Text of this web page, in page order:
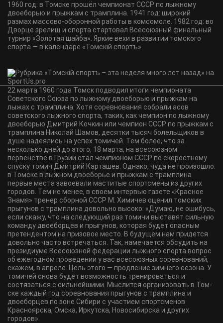
1960 год: в Томске прошёл чемпионат СССР по лыжному
двоеборью и прыжкам с трамплина. 1941 год: широкий
размах массово-оборонной работы в комсомоле. 1982 год: во
Дворце зрелищ и спорта стартовал Всесоюзный финальный
турнир «Золотая шайба». Яркие вехи в развитии томского
спорта — в календаре «Томскiй спортъ».
22 марта 1960 года Томск подводил итоги чемпионата
Советского Союза по лыжному двоеборью и прыжкам на
лыжах с трамплина. Хотя соревнования собрали асов
советского лыжного спорта, таких, как чемпион по лыжному
двоеборью Дмитрий Кочкин или чемпион СССР по прыжкам с
трамплина Николай Шамов, десятки тысяч болельщиков в
душе надеялись на успех томичей. Тем более, что за
несколько дней до этого, 18 марта, на всесоюзном
первенстве в Грузии стал чемпионом СССР по скоростному
спуску томич Дмитрий Карташев. Однако, чуда не произошло:
в Томске в лыжном двоеборье и прыжкам с трамплина
первые места завоевали маститые спортсмены из других
городов. Тем не менее, в своём интервью газете «Красное
Знамя» тренер сборной СССР М. Химичев оценил томских
прыгунов с трамплина довольно высоко: «Думаю, не ошибусь,
если скажу, что на следующий раз томичи выставят сильную
команду двоеборцев и прыгунов, которая будет опасным
претендентом на призовое место. В будущем нам придется
доволь­но часто встречаться. Так, наме­чается обсудить на
президиуме Всесоюзной федерации лыжного спорта вопрос
об ежегодном прове­дении у вас всесоюзных соревно­ваний,
скажем, в апреле. Цель это­го — продление зимнего сезона. У
томичей снова будет возможность тренироваться и
состязаться с сильнейшими. Мыслится организовать в Том­
ске каждый год соревнования прыгунов с трамплина и
двоебор­цев по зоне Сибири с участием спортсменов
Красноярска, Омска, Иркутска, Новосибирска и других
городов».